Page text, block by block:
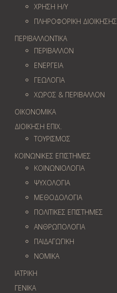
ΧΡΗΣΗ Η/Υ
ΠΛΗΡΟΦΟΡΙΚΗ ΔΙΟΙΚΗΣΗΣ
ΠΕΡΙΒΑΛΛΟΝΤΙΚΑ
ΠΕΡΙΒΑΛΛΟΝ
ΕΝΕΡΓΕΙΑ
ΓΕΩΛOΓΙΑ
ΧΩΡΟΣ & ΠΕΡΙΒΑΛΛΟΝ
ΟΙΚΟΝΟΜΙΚΑ
ΔΙΟΙΚΗΣΗ ΕΠΙΧ.
ΤΟΥΡΙΣΜΟΣ
ΚΟΙΝΩΝΙΚΕΣ ΕΠΙΣΤΗΜΕΣ
ΚΟΙΝΩΝΙΟΛΟΓΙΑ
ΨΥΧΟΛΟΓΙΑ
ΜΕΘΟΔΟΛΟΓΙΑ
ΠΟΛΙΤΙΚΕΣ ΕΠΙΣΤΗΜΕΣ
ΑΝΘΡΩΠΟΛΟΓΙΑ
ΠΑΙΔΑΓΩΓΙΚΗ
ΝΟΜΙΚΑ
ΙΑΤΡΙΚΗ
ΓΕΝΙΚΑ